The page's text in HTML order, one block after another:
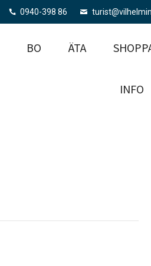
0940-398 86
BO ÄTA
INFO